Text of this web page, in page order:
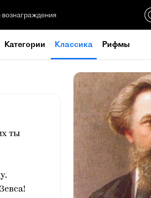
Категории Классика Рифмы
ты